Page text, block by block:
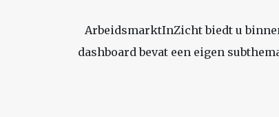
ArbeidsmarktInZicht biedt u
dashboard bevat een eigen